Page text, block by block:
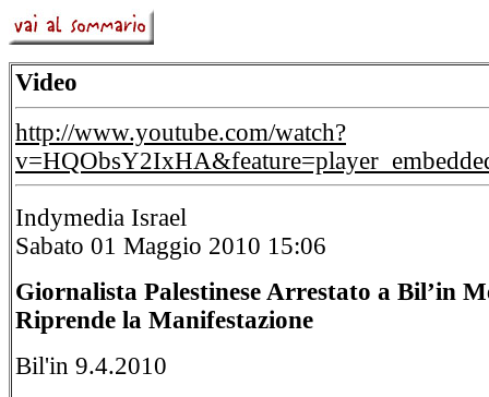
Video
http://www.youtube.com/watch?
Indymedia Israel
Sabato 01 Maggio 2010 15:06
Giornalista Palestinese Arrestato a Bil’in
Riprende la Manifestazione
Bil'in 9.4.2010